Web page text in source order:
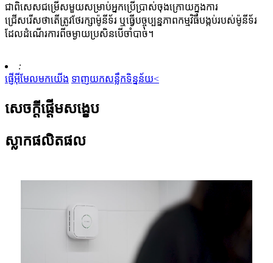
ជាពិសេសជម្រើសមួយសម្រាប់អ្នកប្រើប្រាស់ចុងក្រោយក្នុងការ
ជ្រើសរើសថាតើត្រូវថែរក្សាម៉ូនីទ័រ ឬធ្វើបច្ចុប្បន្នភាពកម្មវិធីបង្កប់របស់ម៉ូនីទ័រ
ដែលដំណើរការពីចម្ងាយប្រសិនបើចាំបាច់។
:
ផ្ញើអ៊ីមែលមកយើង ទាញយកសន្លឹកទិន្នន័យ<
សេចក្តីផ្តើមសង្ខេប
ស្លាកផលិតផល